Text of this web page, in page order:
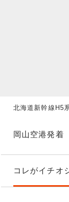
北海道新幹線H5
岡山空港発着
コレがイチオ